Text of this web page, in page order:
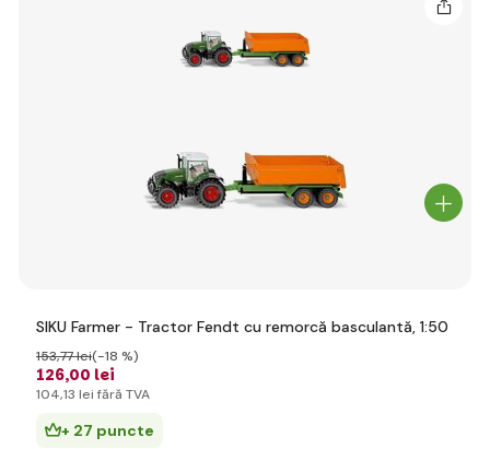
SIKU Farmer - Tractor Fendt cu remorcă basculantă, 1:50
126,00 lei
153,77 lei(-18 %)
104,13 lei fără TVA
+ 27 puncte